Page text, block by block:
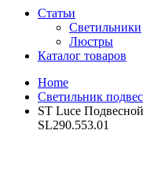
Статьи
Светильники
Люстры
Каталог товаров
Home
Светильник
ST Luce
SL290.553.01